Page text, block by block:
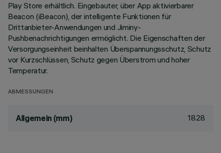
Play Store erhältlich. Eingebauter, über App aktivierbarer
Beacon (iBeacon), der intelligente Funktionen für
Drittanbieter-Anwendungen und Jiminy-
Pushbenachrichtigungen ermöglicht. Die Eigenschaften der
Versorgungseinheit beinhalten Überspannungsschutz, Schutz
vor Kurzschlüssen, Schutz gegen Überstrom und hoher
Temperatur.
ABMESSUNGEN
Allgemein (mm) 1828